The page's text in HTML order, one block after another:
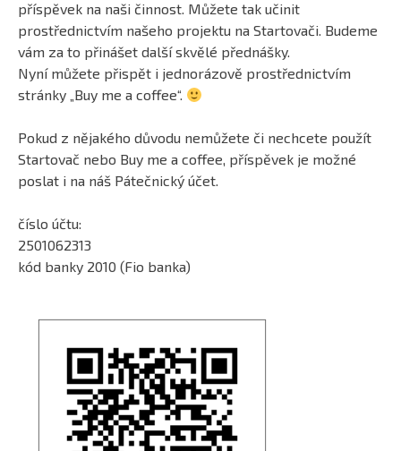
příspěvek na naši činnost. Můžete tak učinit
prostřednictvím našeho projektu na Startovači. Budeme
vám za to přinášet další skvělé přednášky.
Nyní můžete přispět i jednorázově prostřednictvím
stránky „Buy me a coffee“.
Pokud z nějakého důvodu nemůžete či nechcete použít
Startovač nebo Buy me a coffee, příspěvek je možné
poslat i na náš Pátečnický účet.
číslo účtu:
2501062313
kód banky 2010 (Fio banka)